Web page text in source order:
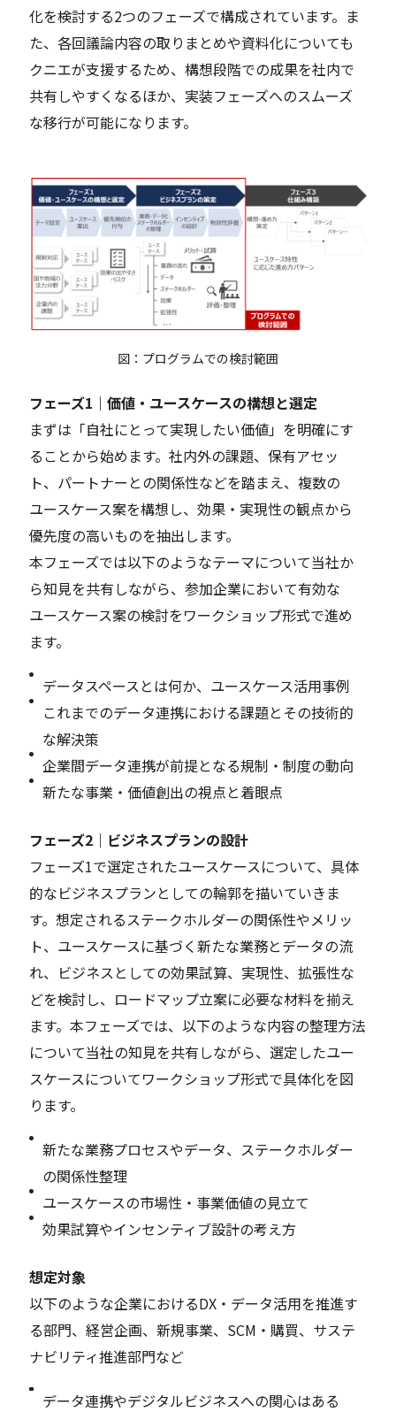
化を検討する2つのフェーズで構成されています。ま
た、各回議論内容の取りまとめや資料化についても
クニエが支援するため、構想段階での成果を社内で
共有しやすくなるほか、実装フェーズへのスムーズ
な移行が可能になります。
図：プログラムでの検討範囲
フェーズ1｜価値・ユースケースの構想と選定
まずは「自社にとって実現したい価値」を明確にす
ることから始めます。社内外の課題、保有アセッ
ト、パートナーとの関係性などを踏まえ、複数の
ユースケース案を構想し、効果・実現性の観点から
優先度の高いものを抽出します。
本フェーズでは以下のようなテーマについて当社か
ら知見を共有しながら、参加企業において有効な
ユースケース案の検討をワークショップ形式で進め
ます。
データスペースとは何か、ユースケース活用事例
これまでのデータ連携における課題とその技術的
な解決策
企業間データ連携が前提となる規制・制度の動向
新たな事業・価値創出の視点と着眼点
フェーズ2｜ビジネスプランの設計
フェーズ1で選定されたユースケースについて、具体
的なビジネスプランとしての輪郭を描いていきま
す。想定されるステークホルダーの関係性やメリッ
ト、ユースケースに基づく新たな業務とデータの流
れ、ビジネスとしての効果試算、実現性、拡張性な
どを検討し、ロードマップ立案に必要な材料を揃え
ます。本フェーズでは、以下のような内容の整理方法
について当社の知見を共有しながら、選定したユー
スケースについてワークショップ形式で具体化を図
ります。
新たな業務プロセスやデータ、ステークホルダー
の関係性整理
ユースケースの市場性・事業価値の見立て
効果試算やインセンティブ設計の考え方
想定対象
以下のような企業におけるDX・データ活用を推進す
る部門、経営企画、新規事業、SCM・購買、サステ
ナビリティ推進部門など
データ連携やデジタルビジネスへの関心はある